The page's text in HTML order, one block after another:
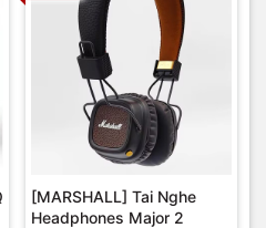
[MARSHALL] Tai Nghe
Headphones Major 2